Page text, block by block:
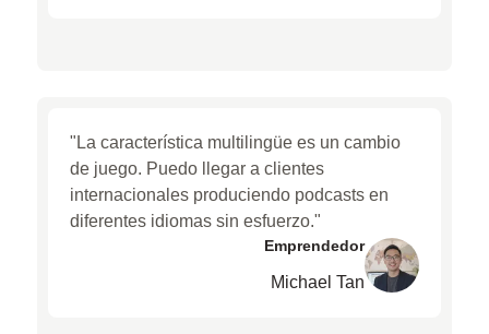
"La característica multilingüe es un cambio
de juego. Puedo llegar a clientes
internacionales produciendo podcasts en
diferentes idiomas sin esfuerzo."
Emprendedor
Michael Tan